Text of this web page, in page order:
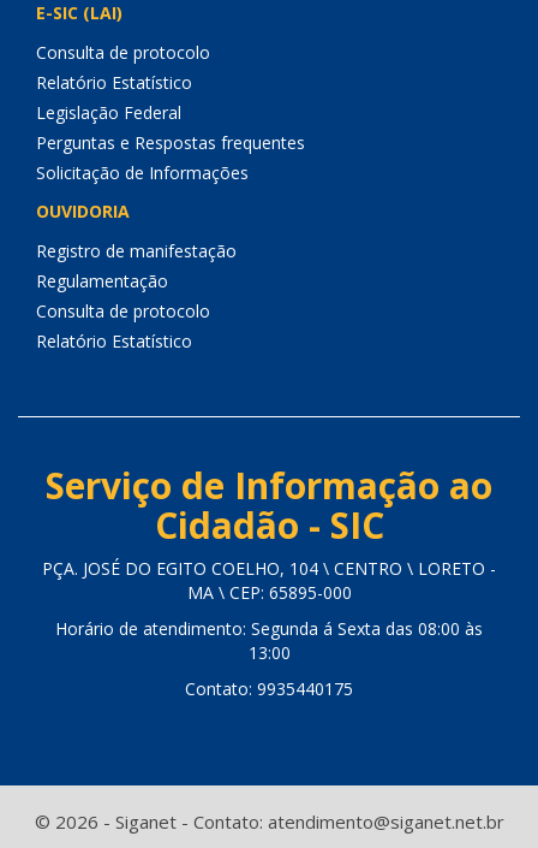
E-SIC (LAI)
Consulta de protocolo
Relatório Estatístico
Legislação Federal
Perguntas e Respostas frequentes
Solicitação de Informações
OUVIDORIA
Registro de manifestação
Regulamentação
Consulta de protocolo
Relatório Estatístico
Serviço de Informação ao
Cidadão - SIC
PÇA. JOSÉ DO EGITO COELHO, 104 \ CENTRO \ LORETO -
MA \ CEP: 65895-000
Horário de atendimento: Segunda á Sexta das 08:00 às
13:00
Contato: 9935440175
© 2026 - Siganet - Contato: atendimento@siganet.net.br